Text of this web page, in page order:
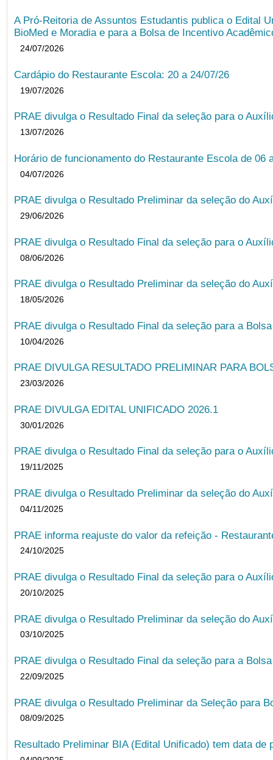
A Pró-Reitoria de Assuntos Estudantis publica o Edital
BioMed e Moradia e para a Bolsa de Incentivo
24/07/2026
Cardápio do Restaurante Escola: 20 a 24/07/26
19/07/2026
PRAE divulga o Resultado Final da seleção para o
13/07/2026
Horário de funcionamento do Restaurante Escola de 06
04/07/2026
PRAE divulga o Resultado Preliminar da seleção do
29/06/2026
PRAE divulga o Resultado Final da seleção para o
08/06/2026
PRAE divulga o Resultado Preliminar da seleção do
18/05/2026
PRAE divulga o Resultado Final da seleção para a
10/04/2026
PRAE DIVULGA RESULTADO PRELIMINAR PARA
23/03/2026
PRAE DIVULGA EDITAL UNIFICADO 2026.1
30/01/2026
PRAE divulga o Resultado Final da seleção para o
19/11/2025
PRAE divulga o Resultado Preliminar da seleção do
04/11/2025
PRAE informa reajuste do valor da refeição -
24/10/2025
PRAE divulga o Resultado Final da seleção para o
20/10/2025
PRAE divulga o Resultado Preliminar da seleção do
03/10/2025
PRAE divulga o Resultado Final da seleção para a
22/09/2025
PRAE divulga o Resultado Preliminar da Seleção para
08/09/2025
Resultado Preliminar BIA (Edital Unificado) tem data de